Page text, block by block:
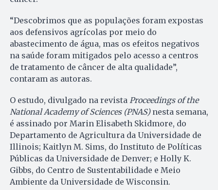
“Descobrimos que as populações foram expostas
aos defensivos agrícolas por meio do
abastecimento de água, mas os efeitos negativos
na saúde foram mitigados pelo acesso a centros
de tratamento de câncer de alta qualidade”,
contaram as autoras.
O estudo, divulgado na revista Proceedings of the
National Academy of Sciences (PNAS)nesta semana,
é assinado por Marin Elisabeth Skidmore, do
Departamento de Agricultura da Universidade de
Illinois; Kaitlyn M. Sims, do Instituto de Políticas
Públicas da Universidade de Denver; e Holly K.
Gibbs, do Centro de Sustentabilidade e Meio
Ambiente da Universidade de Wisconsin.